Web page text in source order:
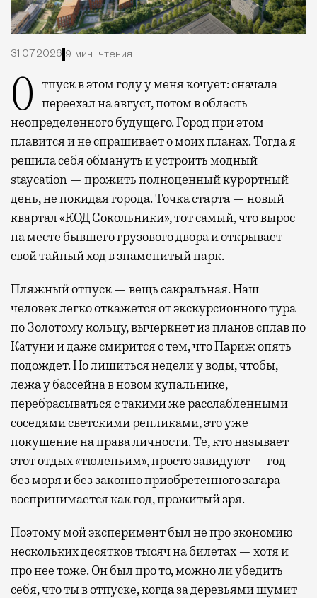
31.07.2026 9 мин. чтения
Отпуск в этом году у меня кочует: сначала переехал на август, потом в область
неопределенного будущего. Город при этом
плавится и не спрашивает о моих планах. Тогда я
решила себя обмануть и устроить модный
staycation — прожить полноценный курортный
день, не покидая города. Точка старта — новый
квартал«КОД Сокольники», тот самый, что вырос
на месте бывшего грузового двора и открывает
свой тайный ход в знаменитый парк.
Пляжный отпуск — вещь сакральная. Наш
человек легко откажется от экскурсионного тура
по Золотому кольцу, вычеркнет из планов сплав по
Катуни и даже смирится с тем, что Париж опять
подождет. Но лишиться недели у воды, чтобы,
лежа у бассейна в новом купальнике,
перебрасываться с такими же расслабленными
соседями светскими репликами, это уже
покушение на права личности. Те, кто называет
этот отдых «тюленьим», просто завидуют — год
без моря и без законно приобретенного загара
воспринимается как год, прожитый зря.
Поэтому мой эксперимент был не про экономию
нескольких десятков тысяч на билетах — хотя и
про нее тоже. Он был про то, можно ли убедить
себя, что ты в отпуске, когда за деревьями шумит